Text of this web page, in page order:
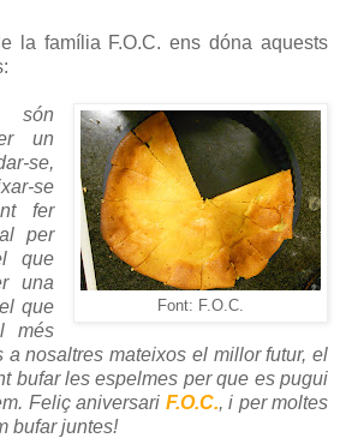
la família F.O.C. ens dóna aquests
Font: F.O.C.
són
un
se,
se
fer
per
que
una
que
més
a nosaltres mateixos el millor futur, el
bufar les espelmes per que es pugui
Feliç aniversari F.O.C., i per moltes
bufar juntes!